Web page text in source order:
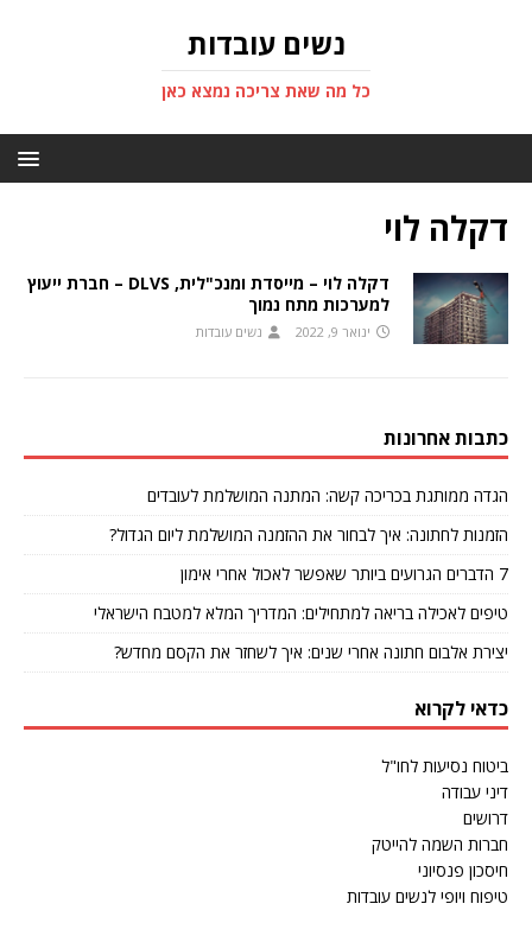
נשים עובדות
כל מה שאת צריכה נמצא כאן
דקלה לוי
דקלה לוי – מייסדת ומנכ"לית, DLVS – חברת ייעוץ
למערכות מתח נמוך
ינואר 9, 2022 נשים עובדות
כתבות אחרונות
הגדה ממותגת בכריכה קשה: המתנה המושלמת לעובדים
הזמנות לחתונה: איך לבחור את ההזמנה המושלמת ליום הגדול?
7 הדברים הגרועים ביותר שאפשר לאכול אחרי אימון
טיפים לאכילה בריאה למתחילים: המדריך המלא למטבח הישראלי
יצירת אלבום חתונה אחרי שנים: איך לשחזר את הקסם מחדש?
כדאי לקרוא
ביטוח נסיעות לחו"ל
דיני עבודה
דרושים
חברות השמה להייטק
חיסכון פנסיוני
טיפוח ויופי לנשים עובדות